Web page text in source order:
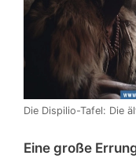
Die Dispilio-Tafel: Die
Eine große